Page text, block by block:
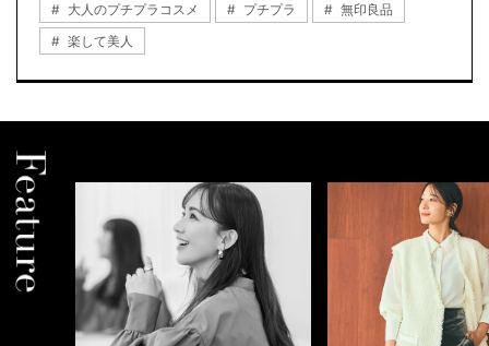
大人のプチプラコスメ
プチプラ
無印良品
楽して美人